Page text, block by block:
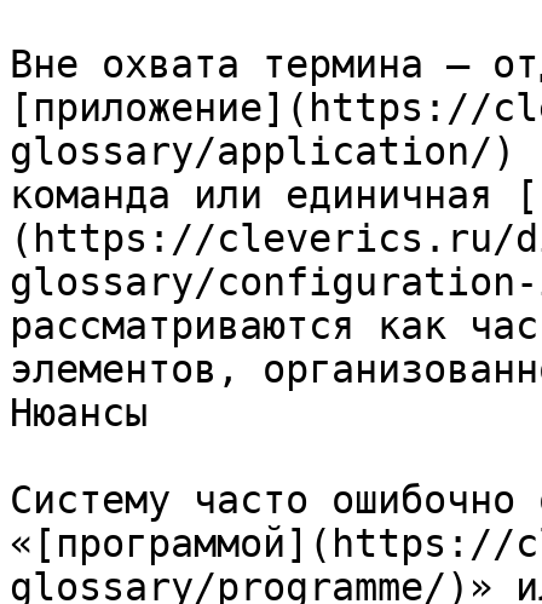
Вне охвата термина —
glossary/application/)
команда или единичная
(https://cleverics.ru/
glossary/
рассматриваются как
элементов,
Нюансы
Систему часто ошибочно
glossary/programme/)»